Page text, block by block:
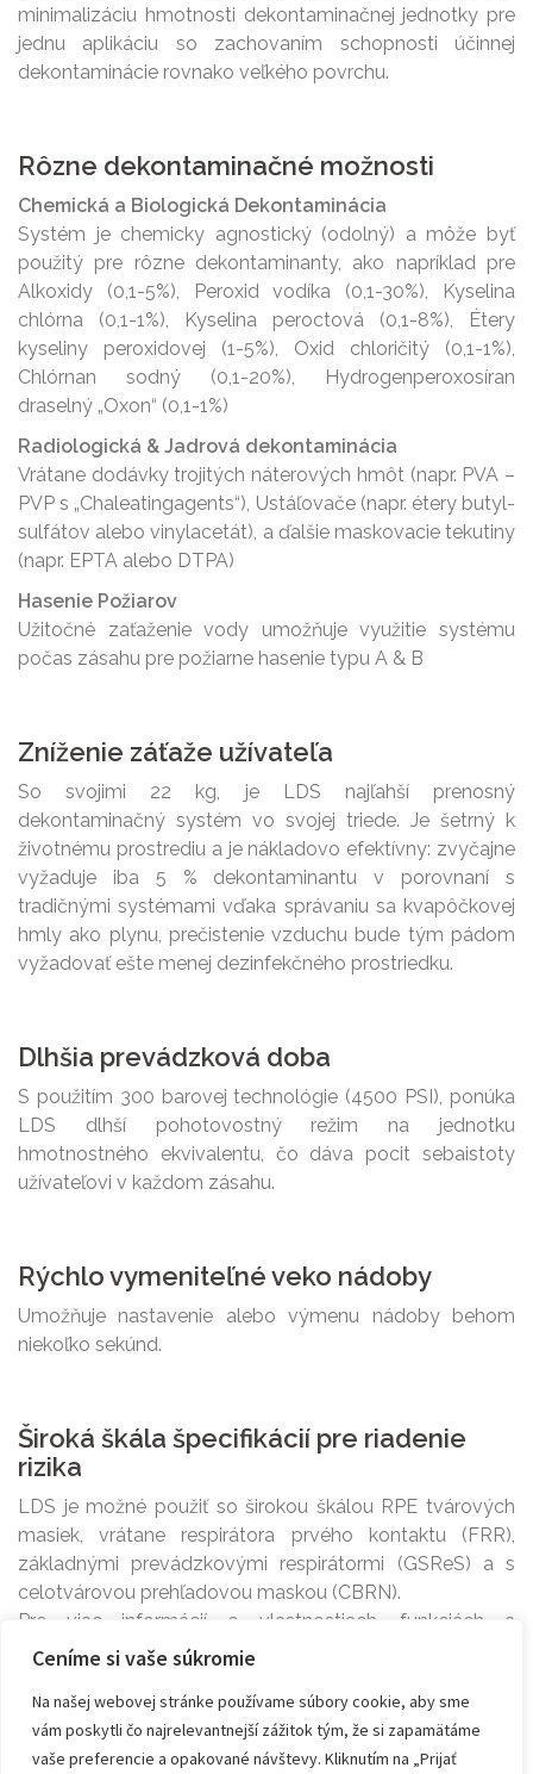
Ceníme si vaše súkromie
Na našej webovej stránke používame súbory cookie, aby sme
vám poskytli čo najrelevantnejší zážitok tým, že si zapamätáme
vaše preferencie a opakované návštevy. Kliknutím na „Prijať
minimalizáciu hmotnosti dekontaminačnej jednotky pre
jednu aplikáciu so zachovaním schopnosti účinnej
dekontaminácie rovnako veľkého povrchu.
Rôzne dekontaminačné možnosti
Chemická a Biologická Dekontaminácia
Systém je chemicky agnostický (odolný) a môže byť
použitý pre rôzne dekontaminanty, ako napríklad pre
Alkoxidy (0,1-5%), Peroxid vodíka (0,1-30%), Kyselina
chlórna (0,1-1%), Kyselina peroctová (0,1-8%), Étery
kyseliny peroxidovej (1-5%), Oxid chloričitý (0,1-1%),
Chlórnan sodný (0,1-20%), Hydrogenperoxosíran
draselný „Oxon“ (0,1-1%)
Radiologická & Jadrová dekontaminácia
Vrátane dodávky trojitých náterových hmôt (napr. PVA –
PVP s „Chaleatingagents“), Ustáľovače (napr. étery butyl-
sulfátov alebo vinylacetát), a ďalšie maskovacie tekutiny
(napr. EPTA alebo DTPA)
Hasenie Požiarov
Užitočné zaťaženie vody umožňuje využitie systému
počas zásahu pre požiarne hasenie typu A & B
Zníženie záťaže užívateľa
So svojimi 22 kg, je LDS najľahší prenosný
dekontaminačný systém vo svojej triede. Je šetrný k
životnému prostrediu a je nákladovo efektívny: zvyčajne
vyžaduje iba 5 % dekontaminantu v porovnaní s
tradičnými systémami vďaka správaniu sa kvapôčkovej
hmly ako plynu, prečistenie vzduchu bude tým pádom
vyžadovať ešte menej dezinfekčného prostriedku.
Dlhšia prevádzková doba
S použitím 300 barovej technológie (4500 PSI), ponúka
LDS dlhší pohotovostný režim na jednotku
hmotnostného ekvivalentu, čo dáva pocit sebaistoty
užívateľovi v každom zásahu.
Rýchlo vymeniteľné veko nádoby
Umožňuje nastavenie alebo výmenu nádoby behom
niekoľko sekúnd.
Široká škála špecifikácií pre riadenie
rizika
LDS je možné použiť so širokou škálou RPE tvárových
masiek, vrátane respirátora prvého kontaktu (FRR),
základnými prevádzkovými respirátormi (GSReS) a s
celotvárovou prehľadovou maskou (CBRN).
Pre viac informácií o vlastnostiach, funkciách a
špecifikáciách si stiahnitebrožúru v Slovenčine
Specifications download aBrochure in English